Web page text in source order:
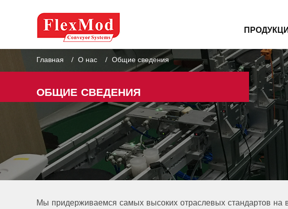
Главная О нас Общие сведения
ОБЩИЕ СВЕДЕНИЯ
Мы придерживаемся самых высоких отраслевых стандартов на